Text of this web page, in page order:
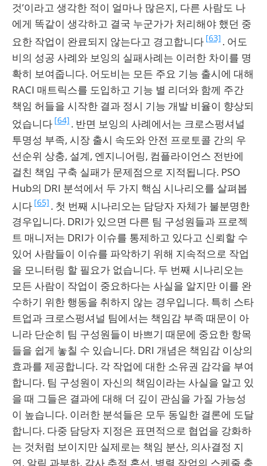
것’이라고 생각한 적이 얼마나 많은지, 다른 사람도 나
에게 똑같이 생각하고 결국 누군가가 처리해야 했던 중
요한 작업이 완료되지 않는다고 경고합니다 [63] . 어도
비의 성공 사례와 보잉의 실패사례는 이러한 차이를 명
확히 보여줍니다. 어도비는 모든 주요 기능 출시에 대해
RACI 매트릭스를 도입하고 기능 별 리더와 함께 주간
책임 허들을 시작한 결과 정시 기능 개발 비율이 향상되
었습니다 [64] . 반면 보잉의 사례에서는 크로스펑셔널
투명성 부족, 시장 출시 속도와 안전 프로토콜 간의 우
선순위 상충, 설계, 엔지니어링, 컴플라이언스 전반에
걸친 책임 구축 실패가 문제점으로 지적됩니다. PSO
Hub의 DRI 분석에서 두 가지 핵심 시나리오를 살펴봅
시다 [65] . 첫 번째 시나리오는 담당자 자체가 불분명한
경우입니다. DRI가 있으면 다른 팀 구성원들과 프로젝
트 매니저는 DRI가 이슈를 통제하고 있다고 신뢰할 수
있어 사람들이 이슈를 파악하기 위해 지속적으로 작업
을 모니터링 할 필요가 없습니다. 두 번째 시나리오는
모든 사람이 작업이 중요하다는 사실을 알지만 이를 완
수하기 위한 행동을 취하지 않는 경우입니다. 특히 스타
트업과 크로스펑셔널 팀에서는 책임감 부족 때문이 아
니라 단순히 팀 구성원들이 바쁘기 때문에 중요한 항목
들을 쉽게 놓칠 수 있습니다. DRI 개념은 책임감 이상의
효과를 제공합니다. 각 작업에 대한 소유권 감각을 부여
합니다. 팀 구성원이 자신의 책임이라는 사실을 알고 있
을 때 그들은 결과에 대해 더 깊이 관심을 가질 가능성
이 높습니다. 이러한 분석들은 모두 동일한 결론에 도달
합니다. 다중 담당자 지정은 표면적으로 협업을 강화하
는 것처럼 보이지만 실제로는 책임 분산, 의사결정 지
연, 알림 과부하, 감사 추적 혼선, 병렬 작업의 스케줄 충